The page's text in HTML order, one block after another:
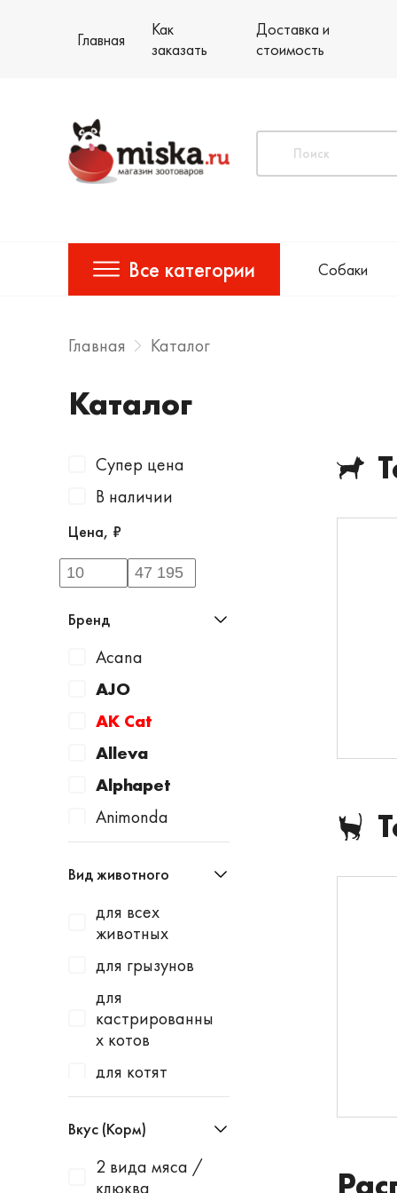
Главная
Как
заказать
Доставка и
стоимость
Все категории Собаки
Главная Каталог
Каталог
Супер цена
В наличии
Цена, ₽
Бренд
Acana
AJO
AK Cat
Alleva
Alphapet
Animonda
Apicenna
Avantie
AWARD
Baurenhof
Bayer
Beaphar
Best Dinner
Blitz
Bowl Wow
Brit
Cat's White
Вид животного
для всех
животных
для грызунов
для
кастрированны
х котов
для котят
для котят и
щенков
для кошек
Вкус (Корм)
2 вида мяса /
клюква